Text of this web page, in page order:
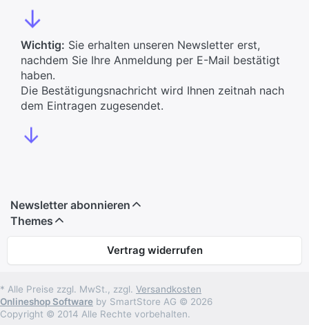
↓
Wichtig: Sie erhalten unseren Newsletter erst,
nachdem Sie Ihre Anmeldung per E-Mail bestätigt
haben.
Die Bestätigungsnachricht wird Ihnen zeitnah nach
dem Eintragen zugesendet.
↓
Newsletter abonnieren
Themes
Vertrag widerrufen
* Alle Preise zzgl. MwSt., zzgl. Versandkosten
Onlineshop Software by SmartStore AG © 2026
Copyright © 2014 Alle Rechte vorbehalten.